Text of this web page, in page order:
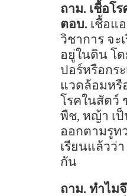
ถาม. เชื้อโ
ตอบ. เชื้อแ
วิชาการ จะ
อยู่ในดิน โ
ปอร์หรือกร
แวดล้อมหรื
โรคในสัตว์
พืช, หญ้า เ
ออกตามรูท
เรียนแล้วว่
กัน
ถาม. ทำไม